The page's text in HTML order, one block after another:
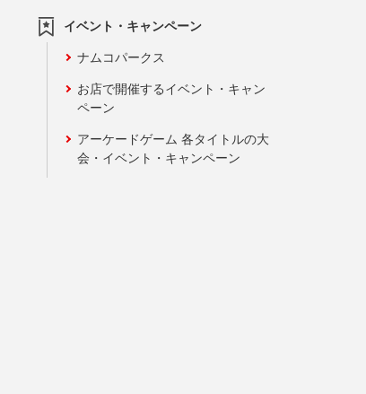
イベント・キャンペーン
ナムコパークス
お店で開催するイベント・キャン
ペーン
アーケードゲーム 各タイトルの大
会・イベント・キャンペーン